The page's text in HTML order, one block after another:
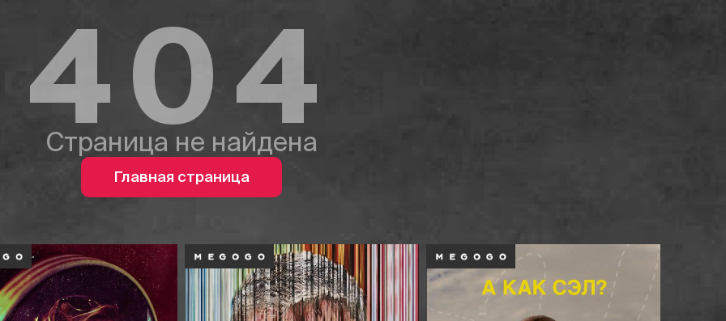
404
Страница не найдена
Главная страница